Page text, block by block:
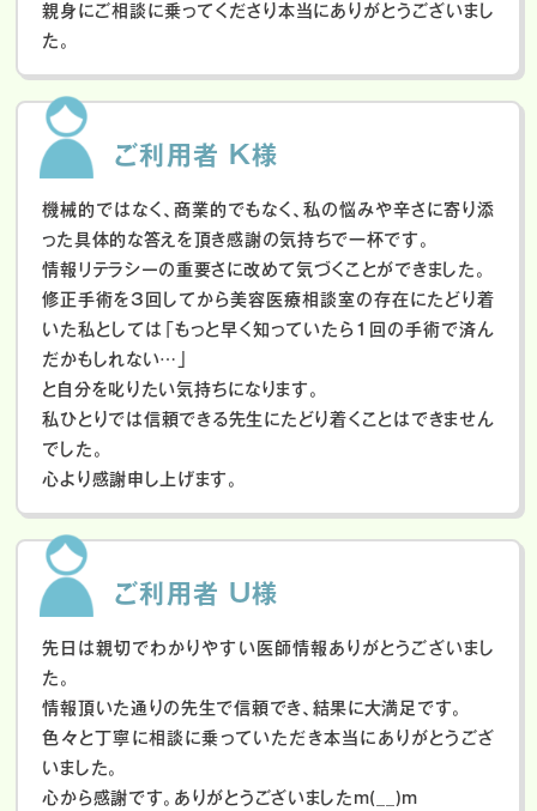
親身にご相談に乗ってくださり本当にありがとうございまし
た。
ご利用者 K様
機械的ではなく、商業的でもなく、私の悩みや辛さに寄り添
った具体的な答えを頂き感謝の気持ちで一杯です。
情報リテラシーの重要さに改めて気づくことができました。
修正手術を3回してから美容医療相談室の存在にたどり着
いた私としては「もっと早く知っていたら1回の手術で済ん
だかもしれない…」
と自分を叱りたい気持ちになります。
私ひとりでは信頼できる先生にたどり着くことはできません
でした。
心より感謝申し上げます。
ご利用者 U様
先日は親切でわかりやすい医師情報ありがとうございまし
た。
情報頂いた通りの先生で信頼でき、結果に大満足です。
色々と丁寧に相談に乗っていただき本当にありがとうござ
いました。
心から感謝です。ありがとうございましたm(__)m